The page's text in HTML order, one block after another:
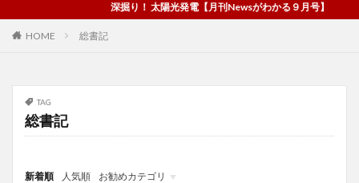
深掘り！ 太陽光発電【月刊Newsがわかる９月号】
HOME 総書記
TAG
総書記
新着順 人気順
お勧めカテゴリ